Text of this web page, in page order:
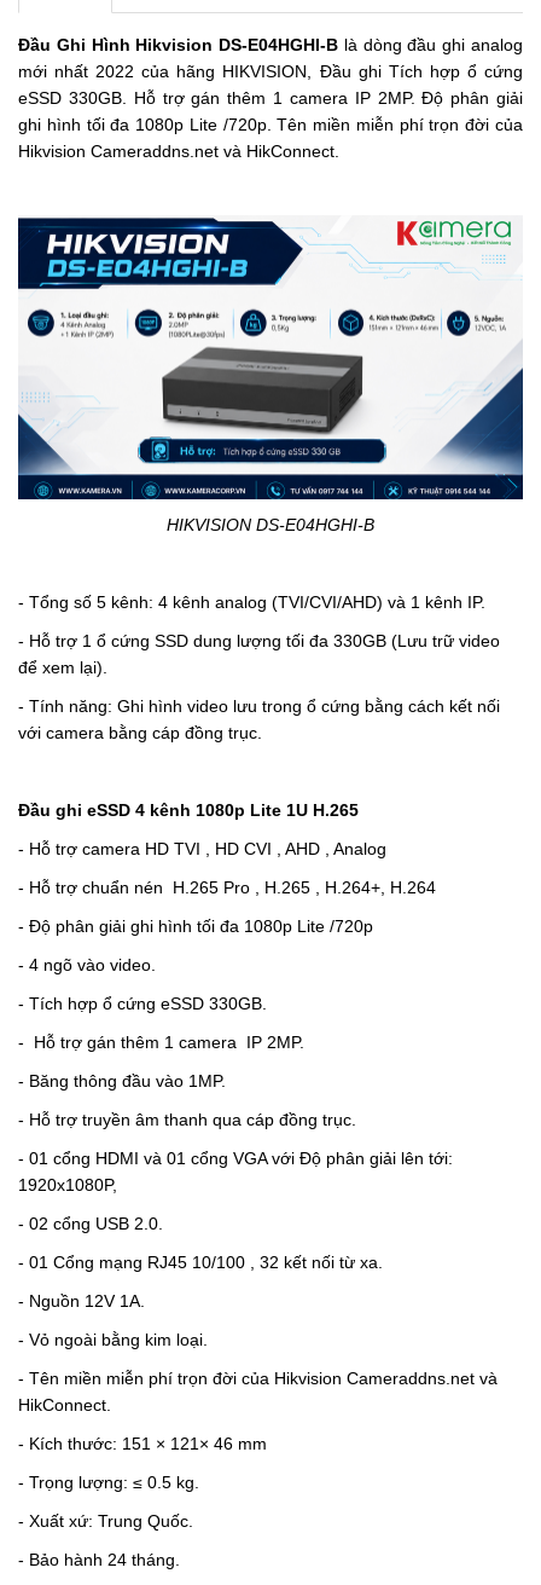
Đầu Ghi Hình Hikvision DS-E04HGHI-B là dòng đầu ghi analog
mới nhất 2022 của hãng HIKVISION, Đầu ghi Tích hợp ổ cứng
eSSD 330GB. Hỗ trợ gán thêm 1 camera IP 2MP.Độ phân giải
ghi hình tối đa 1080p Lite /720p.Tên miền miễn phí trọn đời của
Hikvision Cameraddns.net và HikConnect.
HIKVISION DS-E04HGHI-B
- Tổng số 5 kênh: 4 kênh analog (TVI/CVI/AHD) và 1 kênh IP.
- Hỗ trợ 1 ổ cứng SSD dung lượng tối đa 330GB (Lưu trữ video
để xem lại).
- Tính năng: Ghi hình video lưu trong ổ cứng bằng cách kết nối
với camera bằng cáp đồng trục.
Đầu ghi eSSD 4 kênh 1080p Lite 1U H.265
- Hỗ trợ camera HD TVI , HD CVI , AHD , Analog
- Hỗ trợ chuẩn nén
H.265 Pro , H.265 , H.264+, H.264
- Độ phân giải ghi hình tối đa 1080p Lite /720p
- 4 ngõ vào video.
- Tích hợp ổ cứng eSSD 330GB.
-
Hỗ trợ gán thêm 1 camera IP 2MP.
- Băng thông đầu vào 1MP.
- Hỗ trợ truyền âm thanh qua cáp đồng trục.
- 01 cổng HDMI và 01 cổng VGA với Độ phân giải lên tới:
1920x1080P,
- 02 cổng USB 2.0.
- 01 Cổng mạng RJ45 10/100 , 32 kết nối từ xa.
- Nguồn 12V 1A.
- Vỏ ngoài bằng kim loại.
- Tên miền miễn phí trọn đời của Hikvision Cameraddns.net và
HikConnect.
- Kích thước: 151 × 121× 46 mm
- Trọng lượng: ≤ 0.5 kg.
- Xuất xứ: Trung Quốc.
- Bảo hành 24 tháng.